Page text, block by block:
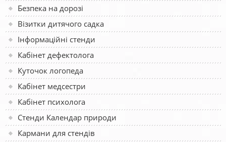
Безпека на дорозі
Візитки дитячого садка
Інформаційні стенди
Кабінет дефектолога
Куточок логопеда
Кабінет медсестри
Кабінет психолога
Стенди Календар природи
Кармани для стендів